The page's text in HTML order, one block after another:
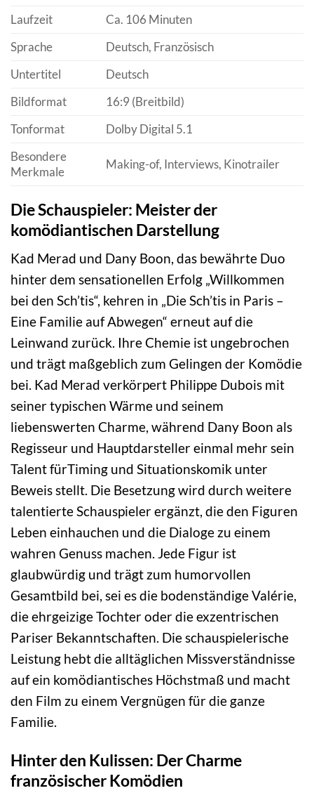
Laufzeit
Ca. 106 Minuten
Sprache
Deutsch, Französisch
Untertitel
Deutsch
Bildformat
16:9 (Breitbild)
Tonformat
Dolby Digital 5.1
Besondere
Merkmale
Making-of, Interviews, Kinotrailer
Die Schauspieler: Meister der
komödiantischen Darstellung
Kad Merad und Dany Boon, das bewährte Duo
hinter dem sensationellen Erfolg „Willkommen
bei den Sch’tis“, kehren in „Die Sch’tis in Paris –
Eine Familie auf Abwegen“ erneut auf die
Leinwand zurück. Ihre Chemie ist ungebrochen
und trägt maßgeblich zum Gelingen der Komödie
bei. Kad Merad verkörpert Philippe Dubois mit
seiner typischen Wärme und seinem
liebenswerten Charme, während Dany Boon als
Regisseur und Hauptdarsteller einmal mehr sein
Talent fürTiming und Situationskomik unter
Beweis stellt. Die Besetzung wird durch weitere
talentierte Schauspieler ergänzt, die den Figuren
Leben einhauchen und die Dialoge zu einem
wahren Genuss machen. Jede Figur ist
glaubwürdig und trägt zum humorvollen
Gesamtbild bei, sei es die bodenständige Valérie,
die ehrgeizige Tochter oder die exzentrischen
Pariser Bekanntschaften. Die schauspielerische
Leistung hebt die alltäglichen Missverständnisse
auf ein komödiantisches Höchstmaß und macht
den Film zu einem Vergnügen für die ganze
Familie.
Hinter den Kulissen: Der Charme
französischer Komödien